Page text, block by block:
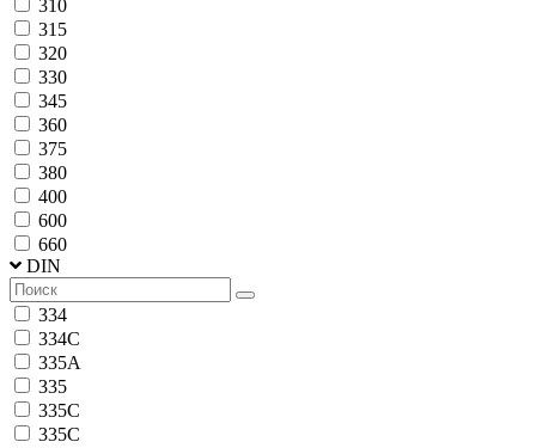
310
315
320
330
345
360
375
380
400
600
660
DIN
334
334C
335A
335
335C
335С